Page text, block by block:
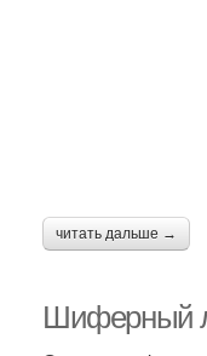
читать дальше →
Шиферный